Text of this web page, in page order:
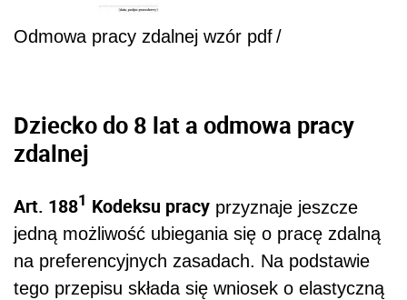
Odmowa pracy zdalnej wzór pdf/
Dziecko do 8 lat a odmowa pracy
zdalnej
Art. 1881 Kodeksu pracy przyznaje jeszcze
jedną możliwość ubiegania się o pracę zdalną
na preferencyjnych zasadach. Na podstawie
tego przepisu składa się wniosek o elastyczną